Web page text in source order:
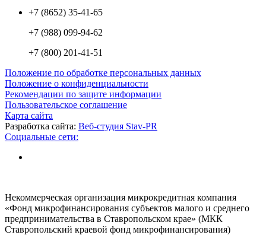
+7 (8652) 35-41-65
+7 (988) 099-94-62
+7 (800) 201-41-51
Положение по обработке персональных данных
Положение о конфиденциальности
Рекомендации по защите информации
Пользовательское соглашение
Карта сайта
Разработка сайта: Веб-студия Stav-PR
Социальные сети:
Некоммерческая организация микрокредитная компания
«Фонд микрофинансирования субъектов малого и среднего
предпринимательства в Ставропольском крае» (МКК
Ставропольский краевой фонд микрофинансирования)